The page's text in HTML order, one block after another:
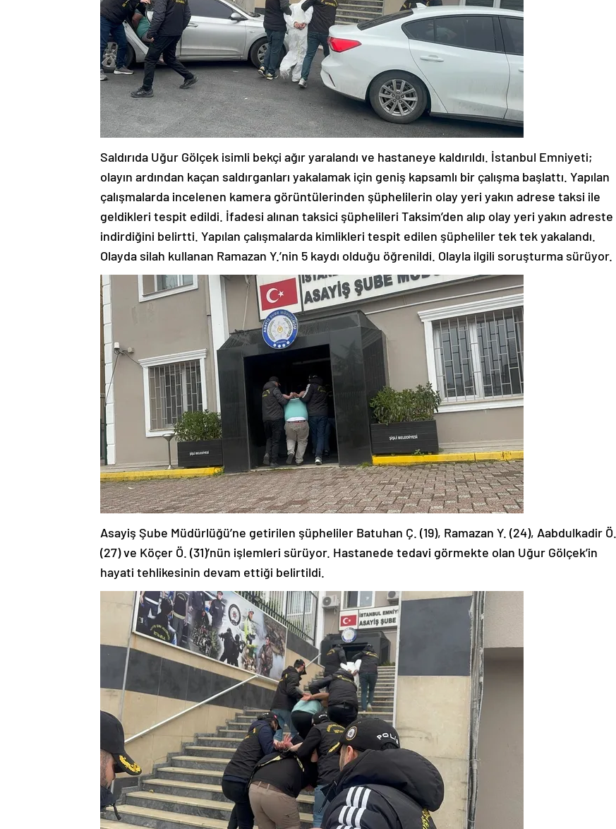
Saldırıda Uğur Gölçek isimli bekçi ağır yaralandı ve hastaneye kaldırıldı. İstanbul Emniyeti;
olayın ardından kaçan saldırganları yakalamak için geniş kapsamlı bir çalışma başlattı. Yapılan
çalışmalarda incelenen kamera görüntülerinden şüphelilerin olay yeri yakın adrese taksi ile
geldikleri tespit edildi. İfadesi alınan taksici şüphelileri Taksim’den alıp olay yeri yakın adreste
indirdiğini belirtti. Yapılan çalışmalarda kimlikleri tespit edilen şüpheliler tek tek yakalandı.
Olayda silah kullanan Ramazan Y.’nin 5 kaydı olduğu öğrenildi. Olayla ilgili soruşturma sürüyor.
Asayiş Şube Müdürlüğü’ne getirilen şüpheliler Batuhan Ç. (19), Ramazan Y. (24), Aabdulkadir Ö.
(27) ve Köçer Ö. (31)’nün işlemleri sürüyor. Hastanede tedavi görmekte olan Uğur Gölçek’in
hayati tehlikesinin devam ettiği belirtildi.